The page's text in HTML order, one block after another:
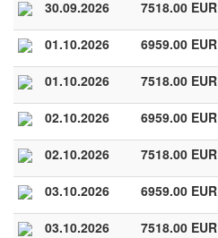
30.09.2026 7518.00 EUR
01.10.2026 6959.00 EUR
01.10.2026 7518.00 EUR
02.10.2026 6959.00 EUR
02.10.2026 7518.00 EUR
03.10.2026 6959.00 EUR
03.10.2026 7518.00 EUR